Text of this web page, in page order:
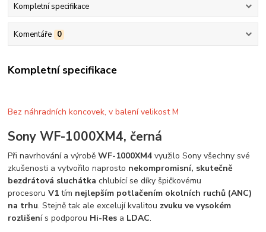
Kompletní specifikace
Komentáře 0
Kompletní specifikace
Bez náhradních koncovek, v balení velikost M
Sony WF-1000XM4, černá
Při navrhování a výroběWF-1000XM4 využilo Sony všechny své
zkušenosti a vytvořilo naprosto nekompromisní, skutečně
bezdrátová sluchátka chlubící se díky špičkovému
procesoruV1 tím nejlepším potlačením okolních ruchů (ANC)
na trhu. Stejně tak ale excelují kvalitou zvuku ve vysokém
rozlišení s podporou Hi-Res a LDAC.